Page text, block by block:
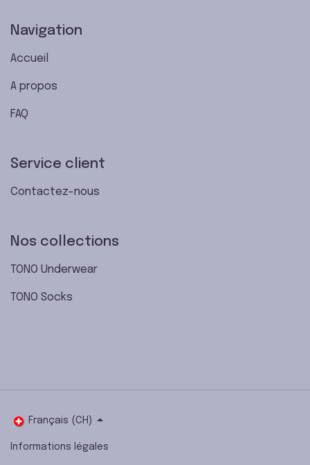
Navigation
Accueil
A propos
FAQ
Service client
Contactez-nous
Nos collections
TONO Underwear
TONO Socks
Français (CH)
Informations légales